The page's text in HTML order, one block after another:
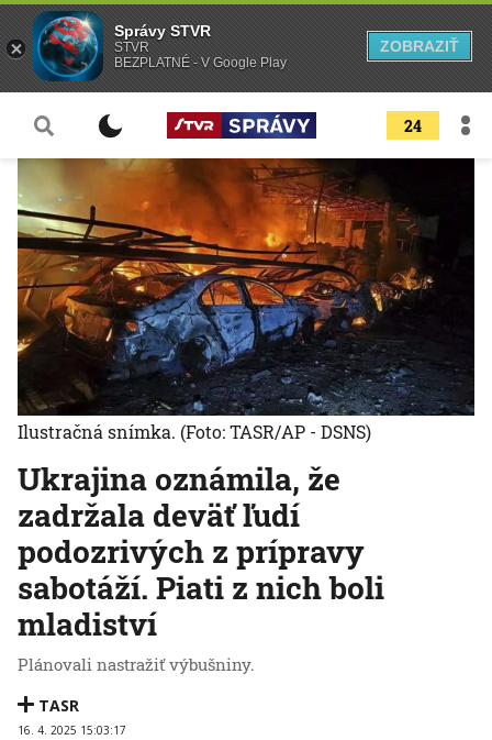
24
Ukrajina oznámila, že
zadržala deväť ľudí
podozrivých z prípravy
sabotáží. Piati z nich boli
mladiství
Plánovali nastražiť výbušniny.
TASR
16. 4. 2025 15:03:17
Ilustračná snímka. (Foto: TASR/AP - DSNS)
Správy STVR
STVR
BEZPLATNÉ - V Google Play
ZOBRAZIŤ